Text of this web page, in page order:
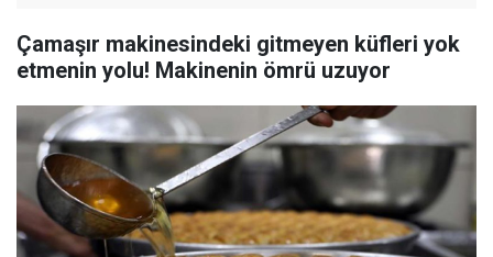
Çamaşır makinesindeki gitmeyen küfleri yok
etmenin yolu! Makinenin ömrü uzuyor